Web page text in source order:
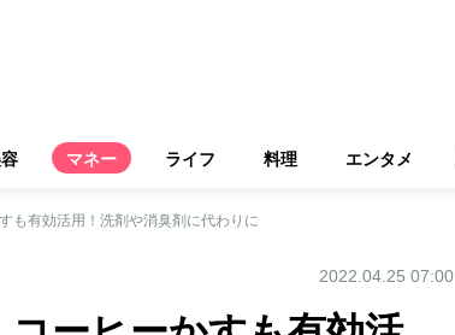
マネー ライフ 料理 エンタメ
も有効活用！洗剤や消臭剤に代わりに
2022.04.25 07:00